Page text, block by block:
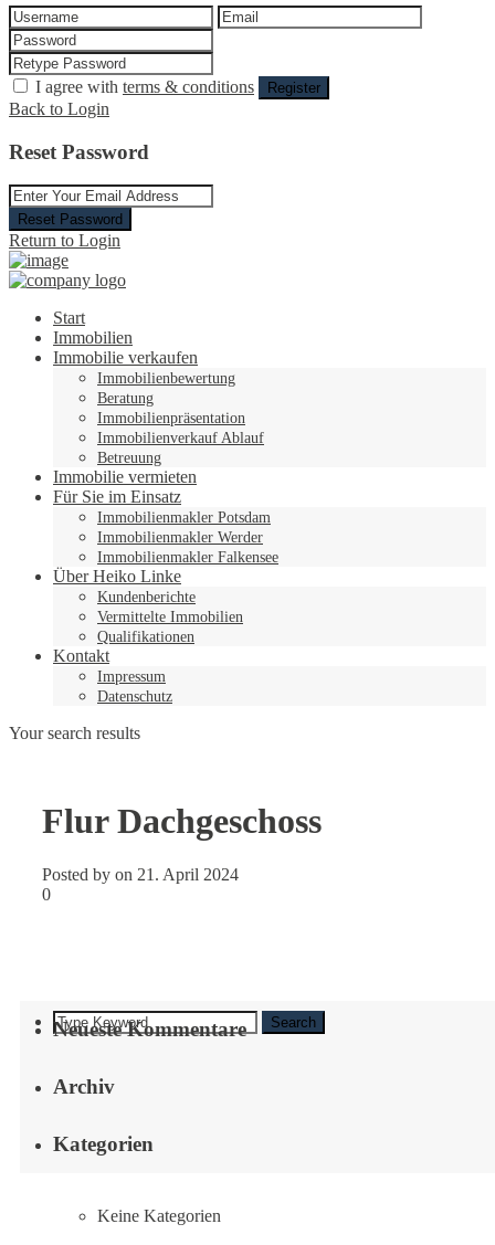
I agree with terms & conditions Register
Back to Login
Reset Password
Reset Password
Return to Login
Start
Immobilien
Immobilie verkaufen
Immobilienbewertung
Beratung
Immobilienpräsentation
Immobilienverkauf Ablauf
Betreuung
Immobilie vermieten
Für Sie im Einsatz
Immobilienmakler Potsdam
Immobilienmakler Werder
Immobilienmakler Falkensee
Über Heiko Linke
Kundenberichte
Vermittelte Immobilien
Qualifikationen
Kontakt
Impressum
Datenschutz
Your search results
Flur Dachgeschoss
Posted by on 21. April 2024
0
Search
Neueste Kommentare
Archiv
Kategorien
Keine Kategorien